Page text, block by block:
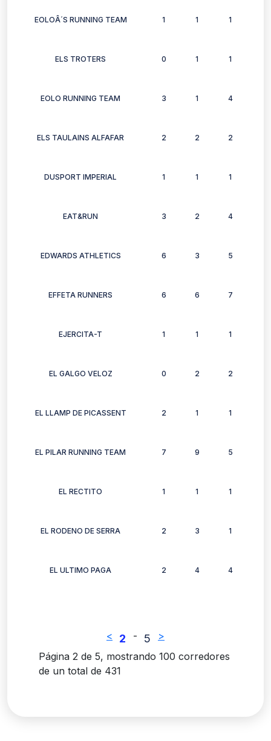
EOLOÂ´S RUNNING TEAM 1 1 1
ELS TROTERS 0 1 1
EOLO RUNNING TEAM 3 1 4
ELS TAULAINS ALFAFAR 2 2 2
DUSPORT IMPERIAL 1 1 1
EAT&RUN 3 2 4
EDWARDS ATHLETICS 6 3 5
EFFETA RUNNERS 6 6 7
EJERCITA-T 1 1 1
EL GALGO VELOZ 0 2 2
EL LLAMP DE PICASSENT 2 1 1
EL PILAR RUNNING TEAM 7 9 5
EL RECTITO 1 1 1
EL RODENO DE SERRA 2 3 1
EL ULTIMO PAGA 2 4 4
< 2 - 5
>
Página 2 de 5, mostrando 100 corredores
de un total de 431